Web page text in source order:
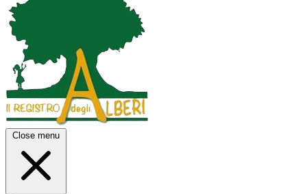
Close menu